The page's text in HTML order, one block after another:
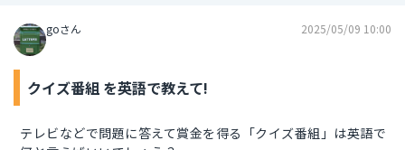
goさん 2025/05/09 10:00
クイズ番組 を英語で教えて!
テレビなどで問題に答えて賞金を得る「クイズ番組」は英語で